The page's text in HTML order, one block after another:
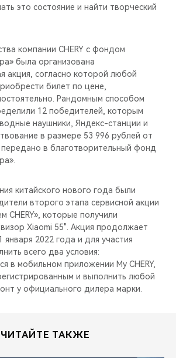
это состояние и найти творческий
компании CHERY с фондом
была организована
акция, согласно которой любой
билет по цене,
Рандомным способом
12 победителей, которым
наушники, Яндекс-станции и
в размере 53 996 рублей от
в благотворительный фонд
китайского нового года были
второго этапа сервисной акции
CHERY», которые получили
Xiaomi 55". Акция продолжает
января 2022 года и для участия
всего два условия:
в мобильном приложении My CHERY,
и выполнить любой
у официального дилера марки.
ЧИТАЙТЕ ТАКЖЕ